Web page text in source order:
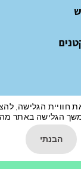
הגלישה באתר
הבנתי